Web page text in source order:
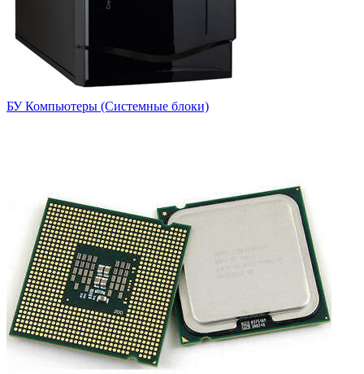
БУ Компьютеры (Системные блоки)